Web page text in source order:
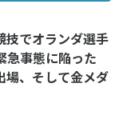
技でオランダ選手
急事態に陥った
場、そして金メダ